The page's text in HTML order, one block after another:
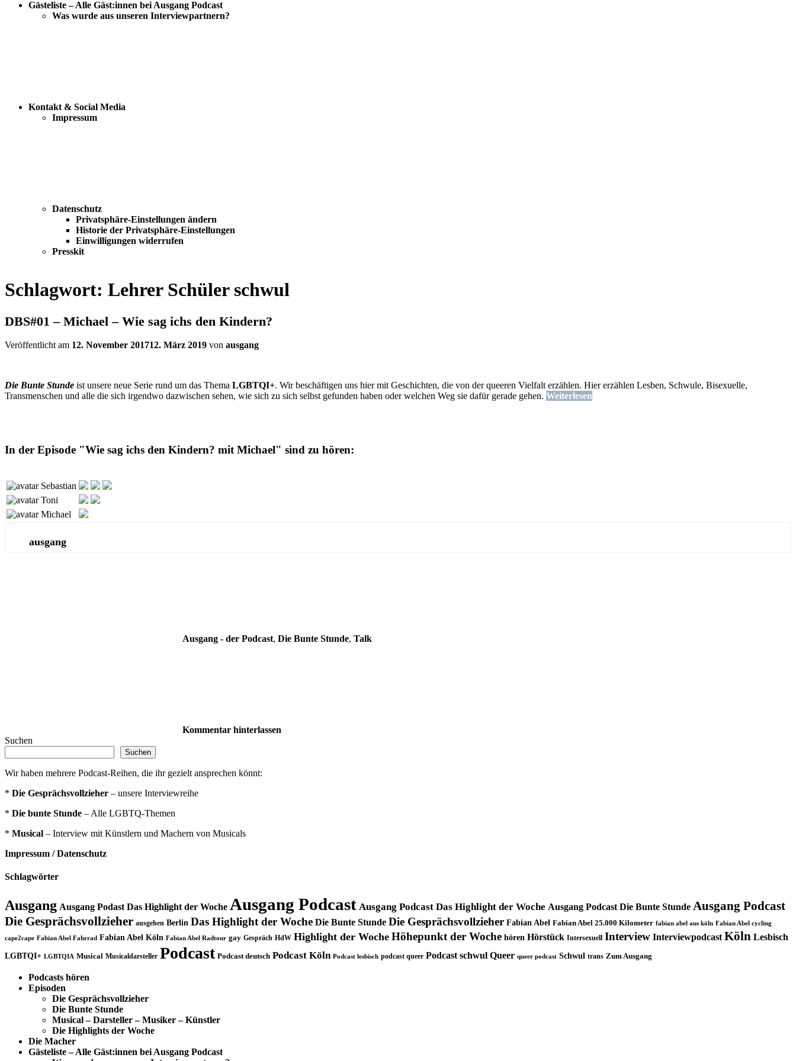
Gästeliste – Alle Gäst:innen bei Ausgang Podcast
Was wurde aus unseren Interviewpartnern?
Kontakt & Social Media
Impressum
Datenschutz
Privatsphäre-Einstellungen ändern
Historie der Privatsphäre-Einstellungen
Einwilligungen widerrufen
Presskit
Schlagwort: Lehrer Schüler schwul
DBS#01 – Michael – Wie sag ichs den Kindern?
Veröffentlicht am 12. November 201712. März 2019 von ausgang
Die Bunte Stunde ist unsere neue Serie rund um das Thema LGBTQI+. Wir beschäftigen uns hier mit Geschichten, die von der queeren Vielfalt erzählen. Hier erzählen Lesben, Schwule, Bisexuelle,
Transmenschen und alle die sich irgendwo dazwischen sehen, wie sich zu sich selbst gefunden haben oder welchen Weg sie dafür gerade gehen. Weiterlesen
In der Episode "Wie sag ichs den Kindern? mit Michael" sind zu hören:
Sebastian
Toni
Michael
ausgang
Ausgang - der Podcast, Die Bunte Stunde, Talk
Kommentar hinterlassen
Suchen
Suchen
Wir haben mehrere Podcast-Reihen, die ihr gezielt ansprechen könnt:
* Die Gesprächsvollzieher – unsere Interviewreihe
* Die bunte Stunde – Alle LGBTQ-Themen
* Musical – Interview mit Künstlern und Machern von Musicals
Impressum / Datenschutz
Schlagwörter
Ausgang Ausgang Podast Das Highlight der Woche Ausgang Podcast Ausgang Podcast Das Highlight der Woche Ausgang Podcast Die Bunte Stunde Ausgang Podcast
Die Gesprächsvollzieher ausgehen Berlin Das Highlight der Woche Die Bunte Stunde Die Gesprächsvollzieher Fabian Abel Fabian Abel 25.000 Kilometer fabian abel aus köln Fabian Abel cycling
cape2cape Fabian Abel Fahrrad Fabian Abel Köln Fabian Abel Radtour gay Gespräch HdW Highlight der Woche Höhepunkt der Woche hören Hörstück Intersexuell Interview Interviewpodcast Köln Lesbisch
LGBTQI+ LGBTQIA Musical Musicaldarsteller Podcast Podcast deutsch Podcast Köln Podcast lesbisch podcast queer Podcast schwul Queer queer podcast Schwul trans Zum Ausgang
Podcasts hören
Episoden
Die Gesprächsvollzieher
Die Bunte Stunde
Musical – Darsteller – Musiker – Künstler
Die Highlights der Woche
Die Macher
Gästeliste – Alle Gäst:innen bei Ausgang Podcast